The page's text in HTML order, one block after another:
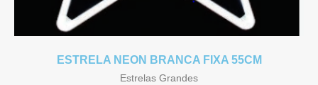
ESTRELA NEON BRANCA FIXA 55CM
Estrelas Grandes